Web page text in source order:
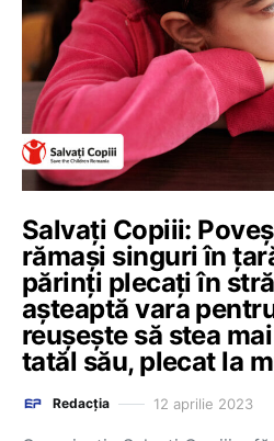
Salvați Copiii:
rămași singuri în
părinți plecați în
așteaptă vara
reușește să stea
tatăl său, plecat la
Redacția 12 aprilie 2023